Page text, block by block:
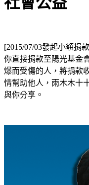
[2015/07/03發起小額捐
你直接捐款至陽光基金
爆而受傷的人，將捐款
情幫助他人，雨木木十
與你分享。